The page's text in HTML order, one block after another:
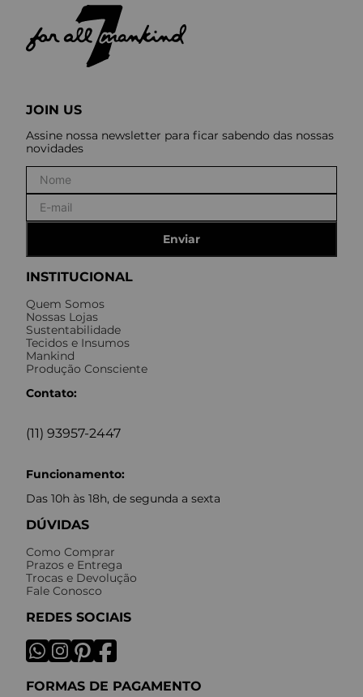
INSTITUCIONAL
Quem Somos
Nossas Lojas
Sustentabilidade
Tecidos e Insumos
Mankind
Produção Consciente
Contato:
(11) 93957-2447
Funcionamento:
Das 10h às 18h, de segunda a sexta
DÚVIDAS
Como Comprar
Prazos e Entrega
Trocas e Devolução
Fale Conosco
REDES SOCIAIS
FORMAS DE PAGAMENTO
JOIN US
Assine nossa newsletter para ficar sabendo das nossas
novidades
Enviar